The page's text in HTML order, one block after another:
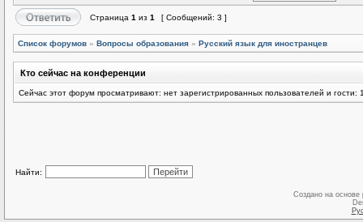
Страница 1 из 1 [ Сообщений: 3 ]
Список форумов » Вопросы образования » Русский язык для иностранцев
Кто сейчас на конференции
Сейчас этот форум просматривают: нет зарегистрированных пользователей и гости:
Найти:
Создано на основе